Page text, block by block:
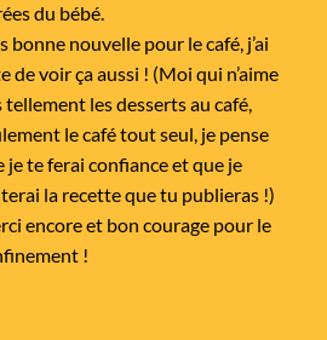
du bébé.
bonne nouvelle pour le café, j’ai
de voir ça aussi ! (Moi qui n’aime
tellement les desserts au café,
le café tout seul, je pense
je te ferai confiance et que je
la recette que tu publieras !)
encore et bon courage pour le
!